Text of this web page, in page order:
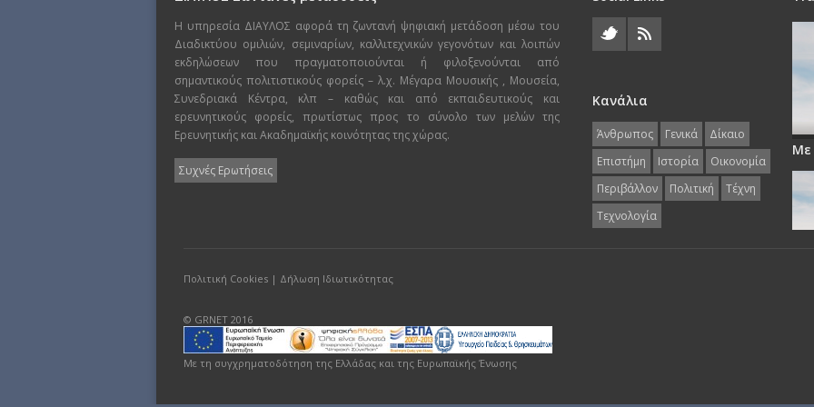
Η υπηρεσία ΔΙΑΥΛΟΣ αφορά τη ζωντανή ψηφιακή μετάδοση μέσω του
Διαδικτύου ομιλιών, σεμιναρίων, καλλιτεχνικών γεγονότων και λοιπών
εκδηλώσεων που πραγματοποιούνται ή φιλοξενούνται από
σημαντικούς πολιτιστικούς φορείς – λ.χ. Μέγαρα Μουσικής , Μουσεία,
Συνεδριακά Κέντρα, κλπ – καθώς και από εκπαιδευτικούς και
ερευνητικούς φορείς, πρωτίστως προς το σύνολο των μελών της
Ερευνητικής και Ακαδημαϊκής κοινότητας της χώρας.
Συχνές Ερωτήσεις
Κανάλια
Άνθρωπος Γενικά
Δίκαιο
Επιστήμη
Ιστορία
Οικονομία
Περιβάλλον
Πολιτική
Τέχνη
Τεχνολογία
Με
Πολιτική Cookies | Δήλωση Ιδιωτικότητας
© GRNET 2016
Με τη συγχρηματοδότηση της Ελλάδας και της Ευρωπαϊκής Ένωσης